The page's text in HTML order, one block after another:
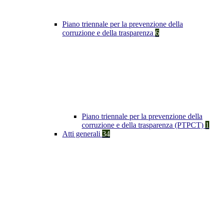
Piano triennale per la prevenzione della
corruzione e della trasparenza 6
Piano triennale per la prevenzione della
corruzione e della trasparenza (PTPCT) 1
Atti generali 34